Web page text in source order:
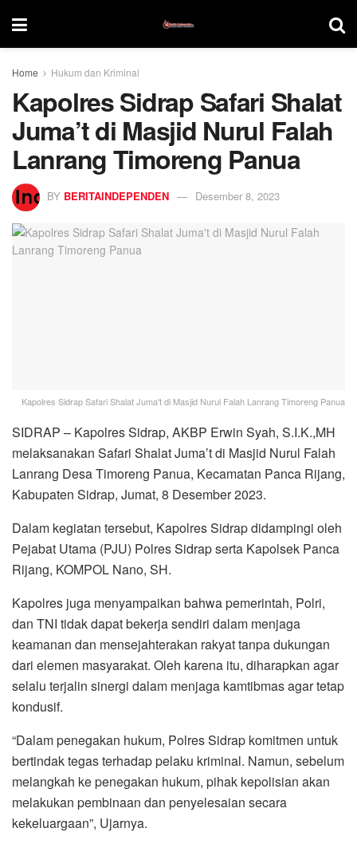
Home Hukum dan Kriminal
Kapolres Sidrap Safari Shalat
Juma’t di Masjid Nurul Falah
Lanrang Timoreng Panua
BY BERITAINDEPENDEN Desember 8, 2023
Kapolres Sidrap Safari Shalat Juma't di Masjid Nurul Falah Lanrang Timoreng Panua
SIDRAP – Kapolres Sidrap, AKBP Erwin Syah, S.I.K.,MH
melaksanakan Safari Shalat Juma’t di Masjid Nurul Falah
Lanrang Desa Timoreng Panua, Kecamatan Panca Rijang,
Kabupaten Sidrap, Jumat, 8 Desember 2023.
Dalam kegiatan tersebut, Kapolres Sidrap didampingi oleh
Pejabat Utama (PJU) Polres Sidrap serta Kapolsek Panca
Rijang, KOMPOL Nano, SH.
Kapolres juga menyampaikan bahwa pemerintah, Polri,
dan TNI tidak dapat bekerja sendiri dalam menjaga
keamanan dan mensejahterakan rakyat tanpa dukungan
dari elemen masyarakat. Oleh karena itu, diharapkan agar
selalu terjalin sinergi dalam menjaga kamtibmas agar tetap
kondusif.
“Dalam penegakan hukum, Polres Sidrap komitmen untuk
bertindak tegas terhadap pelaku kriminal. Namun, sebelum
melangkah ke penegakan hukum, pihak kepolisian akan
melakukan pembinaan dan penyelesaian secara
kekeluargaan”, Ujarnya.